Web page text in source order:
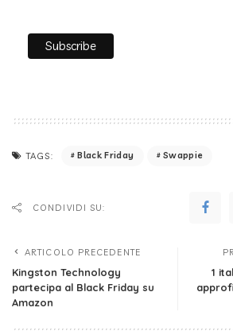
TAGS: Black Friday Swappie
CONDIVIDI SU:
ARTICOLO PRECEDENTE
Kingston Technology
partecipa al Black Friday su
Amazon
1